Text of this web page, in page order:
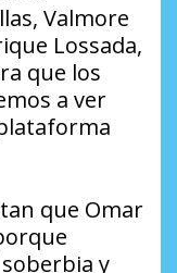
Valmore
Lossada,
que los
a ver
que Omar
y